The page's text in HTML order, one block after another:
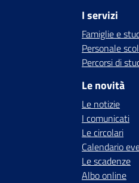
I servizi
Famiglie e
Personale
Percorsi di
Le novità
Le notizie
I comunicati
Le circolari
Calendario
Le scadenze
Albo online